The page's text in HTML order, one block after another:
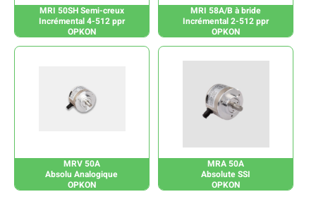
MRI 50SH Semi-creux
Incrémental 4-512 ppr
OPKON
MRI 58A/B à bride
Incrémental 2-512 ppr
OPKON
MRV 50A
Absolu Analogique
OPKON
MRA 50A
Absolute SSI
OPKON